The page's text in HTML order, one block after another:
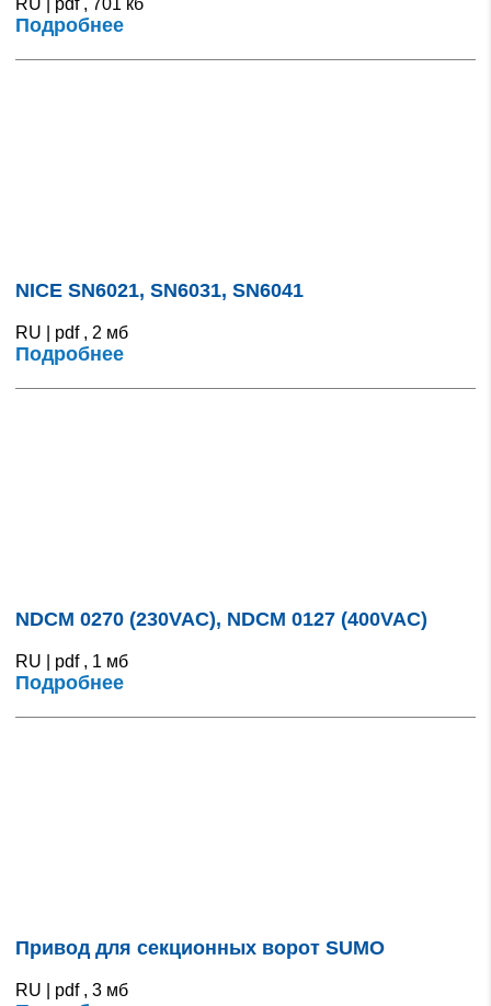
RU | pdf , 701 кб
Подробнее
NICE SN6021, SN6031, SN6041
RU | pdf , 2 мб
Подробнее
NDCM 0270 (230VAC), NDCM 0127 (400VAC)
RU | pdf , 1 мб
Подробнее
Привод для секционных ворот SUMO
RU | pdf , 3 мб